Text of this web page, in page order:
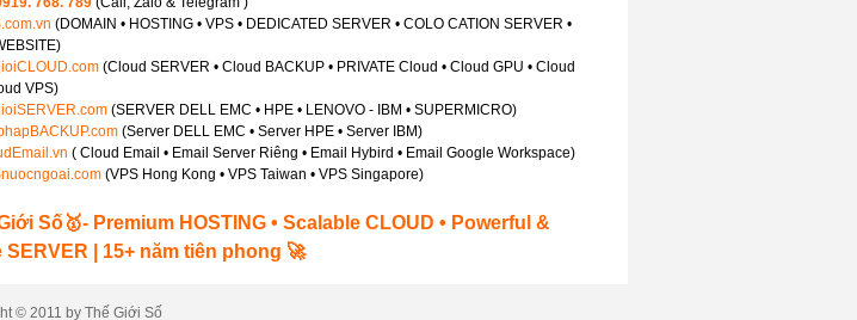
(DOMAIN • HOSTING • VPS • DEDICATED SERVER • COLO CATION SERVER •
(Cloud SERVER • Cloud BACKUP • PRIVATE Cloud • Cloud GPU • Cloud
VPS)
(SERVER DELL EMC • HPE • LENOVO - IBM • SUPERMICRO)
(Server DELL EMC • Server HPE • Server IBM)
( Cloud Email • Email Server Riêng • Email Hybird • Email Google Workspace)
(VPS Hong Kong • VPS Taiwan • VPS Singapore)
Số🥇- Premium HOSTING • Scalable CLOUD • Powerful &
SERVER | 15+ năm tiên phong 🚀
© 2011 by Thế Giới Số